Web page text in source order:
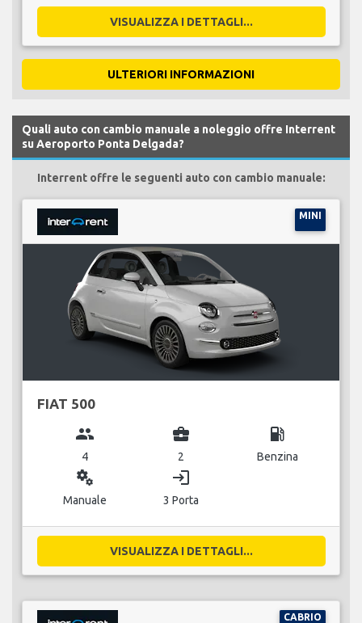
VISUALIZZA I DETTAGLI...
ULTERIORI INFORMAZIONI
Quali auto con cambio manuale a noleggio offre Interrent
su Aeroporto Ponta Delgada?
Interrent offre le seguenti auto con cambio manuale:
MINI
FIAT 500
group
4
business_center
2
local_gas_station
Benzina
miscellaneous_services
Manuale
login
3 Porta
VISUALIZZA I DETTAGLI...
CABRIO